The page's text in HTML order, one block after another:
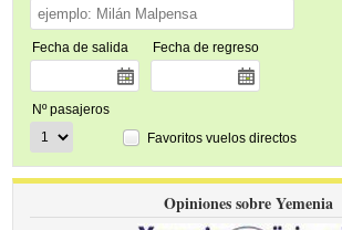
Fecha de salida Fecha de regreso
Nº pasajeros
Favoritos vuelos directos
Opiniones sobre Yemenia